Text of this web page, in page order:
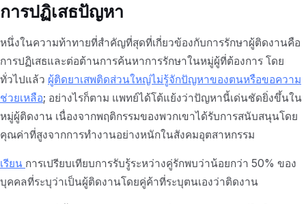
การปฏิเสธปัญหา
หนึ่งในความท้าทายที่สำคัญที่สุดที่เกี่ยวข้องกับการรักษาผู้ติดงานคือ
การปฏิเสธและต่อต้านการค้นหาการรักษาในหมู่ผู้ที่ต้องการ โดย
ทั่วไปแล้ว ผู้ติดยาเสพติดส่วนใหญ่ไม่รู้จักปัญหาของตนหรือขอความ
ช่วยเหลือ; อย่างไรก็ตาม แพทย์ได้โต้แย้งว่าปัญหานี้เด่นชัดยิ่งขึ้นใน
หมู่ผู้ติดงาน เนื่องจากพฤติกรรมของพวกเขาได้รับการสนับสนุนโดย
คุณค่าที่สูงจากการทำงานอย่างหนักในสังคมอุตสาหกรรม
เรียน การเปรียบเทียบการรับรู้ระหว่างคู่รักพบว่าน้อยกว่า 50% ของ
บุคคลที่ระบุว่าเป็นผู้ติดงานโดยคู่ค้าที่ระบุตนเองว่าติดงาน